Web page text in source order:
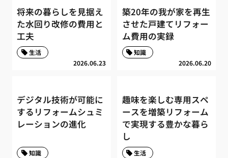
将来の暮らしを見据え
た水回り改修の費用と
工夫
2026.06.23
生活
築20年の我が家を再生
させた戸建てリフォー
ム費用の実録
2026.06.20
知識
デジタル技術が可能に
するリフォームシュミ
レーションの進化
知識
趣味を楽しむ専用スペ
ースを増築リフォーム
で実現する豊かな暮ら
し
生活